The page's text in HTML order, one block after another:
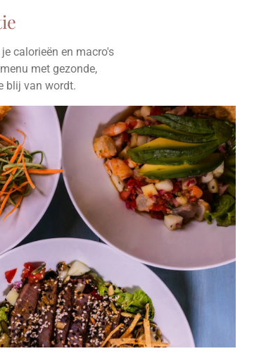
calorieën en macro's
met gezonde,
blij van wordt.